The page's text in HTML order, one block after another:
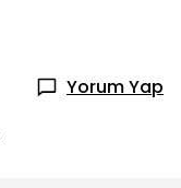
Yorum Yap